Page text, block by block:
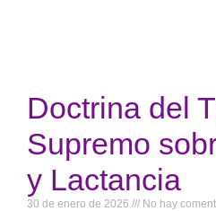
Doctrina del
Supremo
y Lactancia
30 de enero de 2026 No hay